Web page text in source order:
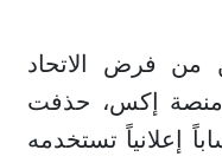
من فرض الاتحاد
منصة إكس، حذفت
إعلانياً تستخدمه